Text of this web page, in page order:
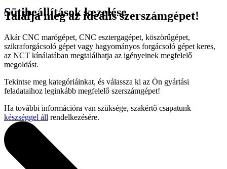
Találja meg az ideális szerszámgépet!
Akár CNC marógépet, CNC esztergagépet, köszörűgépet,
szikraforgácsoló gépet vagy hagyományos forgácsoló gépet keres,
az NCT kínálatában megtalálhatja az igényeinek megfelelő
megoldást.
Tekintse meg kategóriáinkat, és válassza ki az Ön gyártási
feladataihoz leginkább megfelelő szerszámgépet!
Ha további információra van szüksége, szakértő csapatunk
készséggel áll rendelkezésére.
Sütibeállítások kezelése